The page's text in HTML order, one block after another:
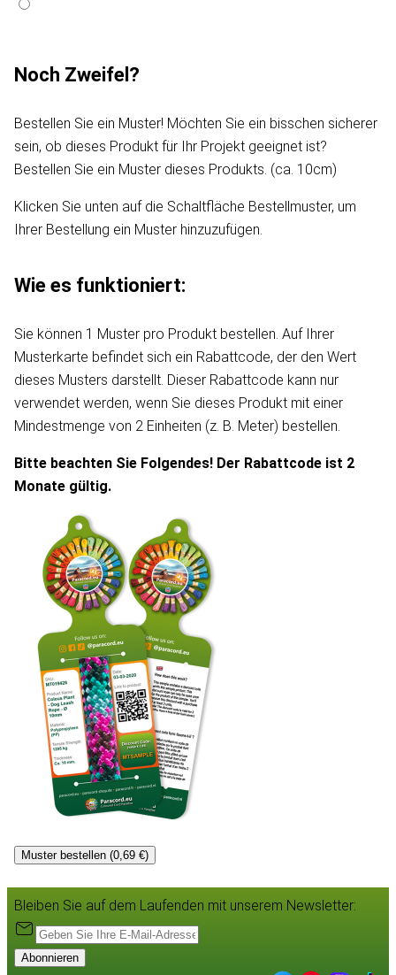
Noch Zweifel?
Bestellen Sie ein Muster! Möchten Sie ein bisschen sicherer
sein, ob dieses Produkt für Ihr Projekt geeignet ist?
Bestellen Sie ein Muster dieses Produkts. (ca. 10cm)
Klicken Sie unten auf die Schaltfläche Bestellmuster, um
Ihrer Bestellung ein Muster hinzuzufügen.
Wie es funktioniert:
Sie können 1 Muster pro Produkt bestellen. Auf Ihrer
Musterkarte befindet sich ein Rabattcode, der den Wert
dieses Musters darstellt. Dieser Rabattcode kann nur
verwendet werden, wenn Sie dieses Produkt mit einer
Mindestmenge von 2 Einheiten (z. B. Meter) bestellen.
Bitte beachten Sie Folgendes! Der Rabattcode ist 2
Monate gültig.
Muster bestellen (0,69 €)
Bleiben Sie auf dem Laufenden mit unserem Newsletter:
Abonnieren